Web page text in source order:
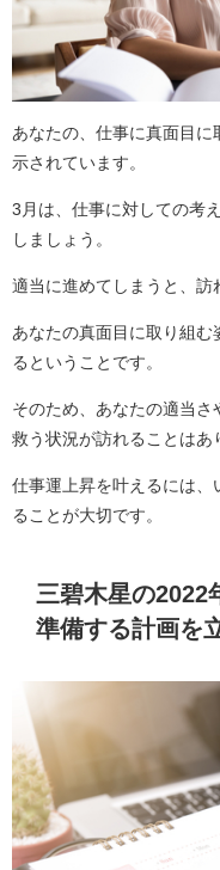
あなたの、仕事に真面目
示されています。
3月は、仕事に対しての考
しましょう。
適当に進めてしまうと、訪
あなたの真面目に取り組む
るということです。
そのため、あなたの適当
救う状況が訪れることはあ
仕事運上昇を叶えるには、
ることが大切です。
三碧木星の2022
準備する計画を